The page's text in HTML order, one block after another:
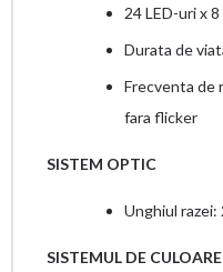
24 LED-uri x
Durata de
Frecventa de
fara flicker
SISTEM OPTIC
Unghiul razei:
SISTEMUL DE CULOARE